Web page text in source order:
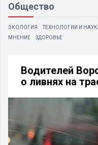
Общество
ЭКОЛОГИЯ ТЕХНОЛОГИИ И
МНЕНИЕ
ЗДОРОВЬЕ
Водителей
о ливнях на